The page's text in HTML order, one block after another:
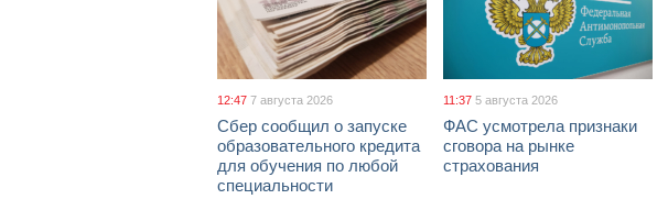
12:47 7 августа 2026
Сбер сообщил о запуске
образовательного кредита
для обучения по любой
специальности
11:37 5 августа 2026
ФАС усмотрела признаки
сговора на рынке
страхования